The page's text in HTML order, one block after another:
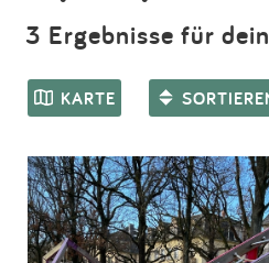
3 Ergebnisse für
KARTE